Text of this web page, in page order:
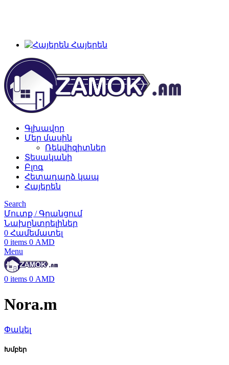
Հայերեն
Գլխավոր
Մեր մասին
Ռեկվիզիտներ
Տեսականի
Բլոգ
Հետադարձ կապ
Հայերեն
Search
Մուտք / Գրանցում
Նախընտրելիներ
0 Համեմատել
0 items 0 AMD
Menu
0 items 0 AMD
Nora.m
Փակել
Խմբեր